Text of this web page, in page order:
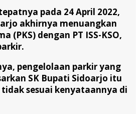
pada 24 April 2022,
akhirnya menuangkan
(PKS) dengan PT ISS-KSO,
pengelolaan parkir yang
SK Bupati Sidoarjo itu
tidak sesuai kenyataannya di